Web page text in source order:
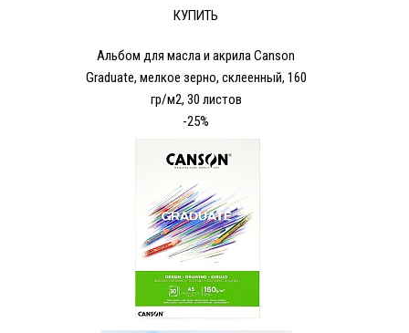
КУПИТЬ
Альбом для масла и акрила Canson
Graduate, мелкое зерно, склеенный, 160
гр/м2, 30 листов
-25%